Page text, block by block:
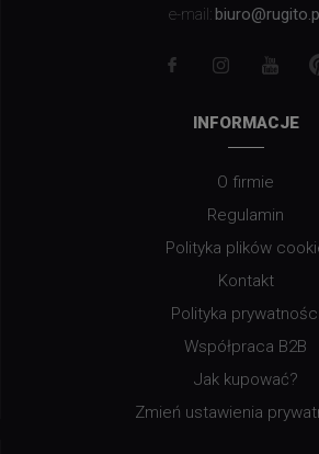
e-mail:
INFORMACJE
O firmie
Regulamin
Polityka plików
Kontakt
Polityka prywatności
Współpraca B2B
Jak kupować?
Zmień ustawienia